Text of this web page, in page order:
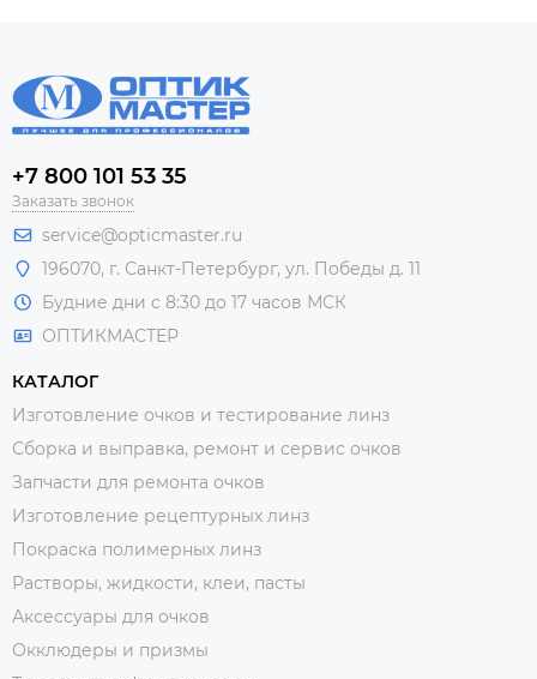
+7 800 101 53 35
Заказать звонок
service@opticmaster.ru
196070, г. Санкт-Петербург, ул. Победы д. 11
Будние дни с 8:30 до 17 часов МСК
ОПТИКМАСТЕР
КАТАЛОГ
Изготовление очков и тестирование линз
Сборка и выправка, ремонт и сервис очков
Запчасти для ремонта очков
Изготовление рецептурных линз
Покраска полимерных линз
Растворы, жидкости, клеи, пасты
Аксессуары для очков
Окклюдеры и призмы